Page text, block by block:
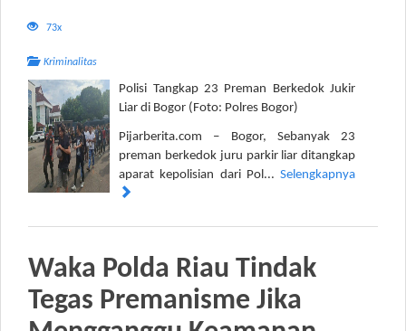
73x
Kriminalitas
Polisi Tangkap 23 Preman Berkedok Jukir
Liar di Bogor (Foto: Polres Bogor)
Pijarberita.com – Bogor, Sebanyak 23
preman berkedok juru parkir liar ditangkap
aparat kepolisian dari Pol... Selengkapnya
Waka Polda Riau Tindak
Tegas Premanisme Jika